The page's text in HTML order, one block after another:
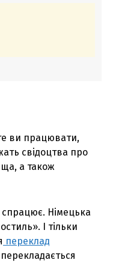
ви працювати,
свідоцтва про
а також
Німецька
І тільки
переклад